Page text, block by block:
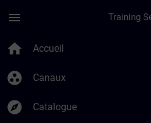
menu
home Accueil
group_work Canaux
explore Catalogue